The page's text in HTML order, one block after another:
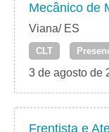
Mecânico de
Viana/ ES
CLT
3 de agosto de
Frentista e